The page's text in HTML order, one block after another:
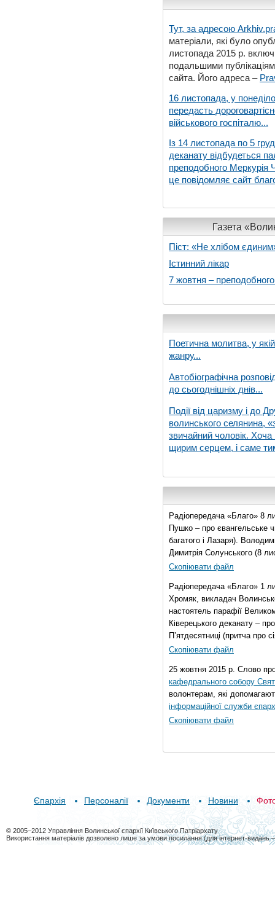
Тут, за адресою
матеріали, які було
листопада 2015 р.
подальшими
сайта. Його адреса –
16 листопада, у
передасть
військового госпіталю...
Із 14 листопада по 5
деканату відбудеться
преподобного Меркурія
це повідомляє сайт
Газета
Піст: «Не хлібом
Істинний лікар
7 жовтня –
Поетична молитва, у
жанру...
Автобіографічна
до сьогоднішніх днів...
Події від царизму і до
волинського селянина,
звичайний чоловік. Хоча
щирим серцем, і саме
Радіопередача «Благо» 8
Пушко – про євангельське
багатого і Лазаря).
Димитрія Солунського (8
Скопіювати файл
Радіопередача «Благо» 1
Хромяк, викладач
настоятель парафії
Ківерецького деканату –
П’ятдесятниці (притча про
Скопіювати файл
25 жовтня 2015 р. Слово
кафедрального собору
волонтерам, які
інформаційної служби
Скопіювати файл
Єпархія Персоналії Документи Новини
© 2005–2012 Управління Волинської єпархії Київського Патріархату
Використання матеріалів дозволено лише за умови посилання (для інтернет-видань